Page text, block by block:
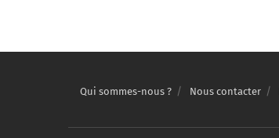
Qui sommes-nous ? Nous contacter